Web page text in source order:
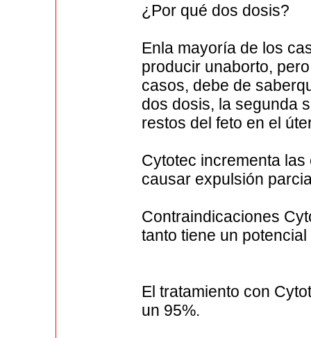
¿Por qué dos dosis?
Enla mayoría de los
producir unaborto,
casos, debe de
dos dosis, la segunda
restos del feto en el
Cytotec incrementa
causar expulsión
Contraindicaciones
tanto tiene un
El tratamiento con
un 95%.